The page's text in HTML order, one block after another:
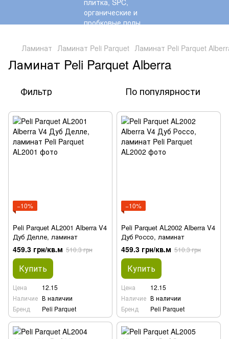
Ламинат Ламинат Peli Parquet Ламинат Peli Parquet
Ламинат Peli Parquet Alberra
Фильтр По популярности
−10%
Peli Parquet AL2001 Alberra V4
Дуб Делле, ламинат
459.3 грн/кв.м 510.3 грн
Купить
Цена
12.15
Наличие В наличии
Бренд
Peli Parquet
−10%
Peli Parquet AL2002 Alberra V4
Дуб Россо, ламинат
459.3 грн/кв.м 510.3 грн
Купить
Цена
12.15
Наличие В наличии
Бренд
Peli Parquet